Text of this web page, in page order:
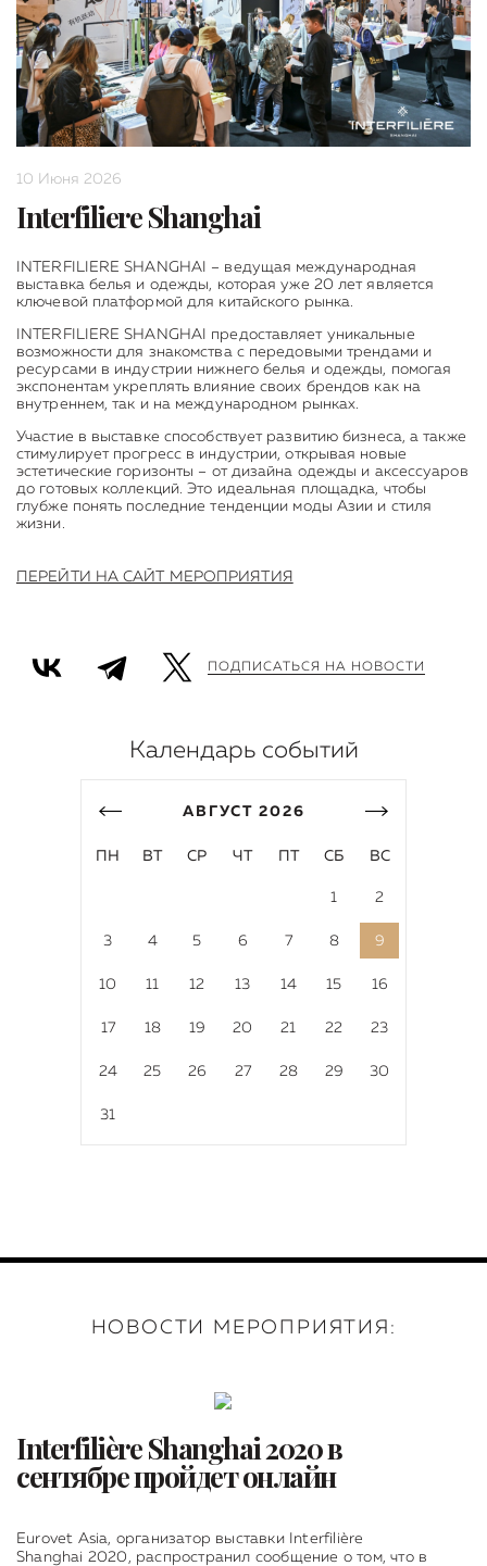
10 Июня 2026
Interfiliere Shanghai
INTERFILIERE SHANGHAI
– ведущая международная
выставка белья и одежды, которая уже 20 лет является
ключевой платформой для китайского рынка.
INTERFILIERE SHANGHAI
предоставляет уникальные
возможности для знакомства с передовыми трендами и
ресурсами в индустрии нижнего белья и одежды, помогая
экспонентам укреплять влияние своих брендов как на
внутреннем, так и на международном рынках.
Участие в выставке способствует развитию бизнеса, а также
стимулирует прогресс в индустрии, открывая новые
эстетические горизонты – от дизайна одежды и аксессуаров
до готовых коллекций. Это идеальная площадка, чтобы
глубже понять последние тенденции моды Азии и стиля
жизни.
ПЕРЕЙТИ НА САЙТ МЕРОПРИЯТИЯ
ПОДПИСАТЬСЯ НА НОВОСТИ
Календарь событий
АВГУСТ 2026
ПН ВТ СР ЧТ ПТ СБ ВС
1 2
3 4 5 6 7 8 9
10 11 12 13 14 15 16
17 18 19 20 21 22 23
24 25 26 27 28 29 30
31
НОВОСТИ МЕРОПРИЯТИЯ:
Interfilière Shanghai 2020 в
сентябре пройдет онлайн
Eurovet Asia, организатор выставки Interfilière
Shanghai 2020, распространил сообщение о том, что в